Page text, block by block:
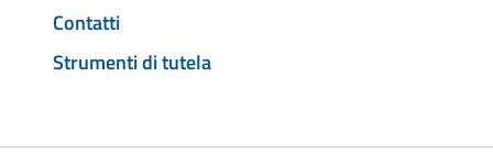
Contatti
Strumenti di tutela